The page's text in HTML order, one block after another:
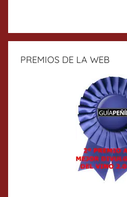
PREMIOS DE LA WEB